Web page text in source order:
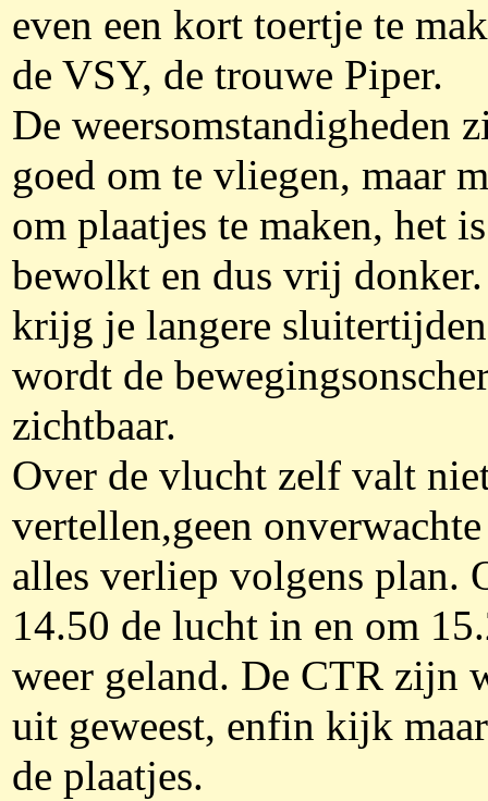
even een kort toertje te
de VSY, de trouwe Piper.
De weersomstandigheden
goed om te vliegen, maar
om plaatjes te maken, het is
bewolkt en dus vrij
krijg je langere
wordt de
zichtbaar.
Over de vlucht zelf valt
vertellen,geen
alles verliep volgens plan.
14.50 de lucht in en om
weer geland. De CTR zijn
uit geweest, enfin kijk
de plaatjes.